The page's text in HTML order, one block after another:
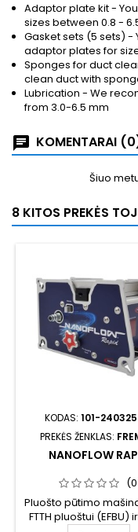
Adaptor plate kit -
sizes between 0.8 -
Gasket sets (5 sets) -
adaptor plates for
Sponges for duct
clean duct with
Lubrication - We
from 3.0-6.5 mm
KOMENTARAI
Šiuo
8 KITOS PREKĖS
KODAS: 101-
PREKĖS ŽENKLAS:
NANOFLOW
Pluošto pūtimo
FTTH pluoštui (EFBU)